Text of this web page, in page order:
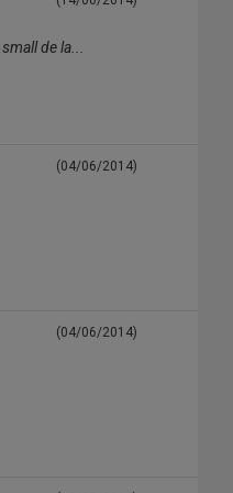
de la...
(04/06/2014)
(04/06/2014)